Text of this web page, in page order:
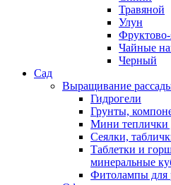
Травяной
Улун
Чайные
Черный
Сад
Выращивание
Гидрогели
Грунты,
Мини теплички
Сеялки,
Таблетки и
минеральные
Фитолампы для